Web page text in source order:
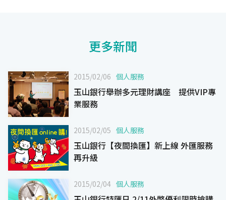
更多新聞
2015/02/06 個人服務
玉山銀行舉辦多元理財講座 提供VIP專
業服務
2015/02/05 個人服務
玉山銀行【夜間換匯】新上線 外匯服務
再升級
2015/02/04 個人服務